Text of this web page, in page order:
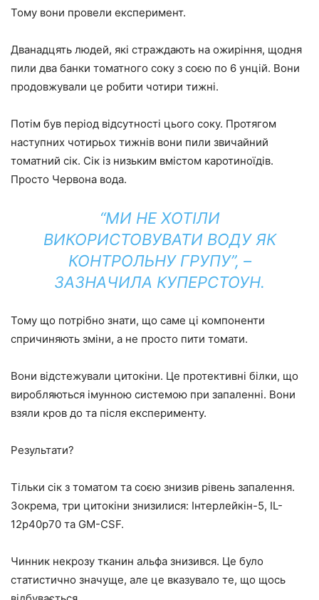
Тому вони провели експеримент.
Дванадцять людей, які страждають на ожиріння, щодня
пили два банки томатного соку з соєю по 6 унцій. Вони
продовжували це робити чотири тижні.
Потім був період відсутності цього соку. Протягом
наступних чотирьох тижнів вони пили звичайний
томатний сік. Сік із низьким вмістом каротиноїдів.
Просто Червона вода.
“МИ НЕ ХОТІЛИ
ВИКОРИСТОВУВАТИ ВОДУ ЯК
КОНТРОЛЬНУ ГРУПУ”, –
ЗАЗНАЧИЛА КУПЕРСТОУН.
Тому що потрібно знати, що саме ці компоненти
спричиняють зміни, а не просто пити томати.
Вони відстежували цитокіни. Це протективні білки, що
виробляються імунною системою при запаленні. Вони
взяли кров до та після експерименту.
Результати?
Тільки сік з томатом та соєю знизив рівень запалення.
Зокрема, три цитокіни знизилися: Інтерлейкін-5, IL-
12p40p70 та GM-CSF.
Чинник некрозу тканин альфа знизився. Це було
статистично значуще, але це вказувало те, що щось